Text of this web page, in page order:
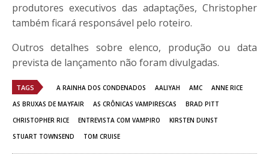
produtores executivos das adaptações, Christopher
também ficará responsável pelo roteiro.
Outros detalhes sobre elenco, produção ou data
prevista de lançamento não foram divulgadas.
TAGS A RAINHA DOS CONDENADOS AALIYAH AMC
ANNE RICE
AS BRUXAS DE MAYFAIR
AS CRÔNICAS VAMPIRESCAS
BRAD PITT
CHRISTOPHER RICE
ENTREVISTA COM VAMPIRO
KIRSTEN DUNST
STUART TOWNSEND
TOM CRUISE